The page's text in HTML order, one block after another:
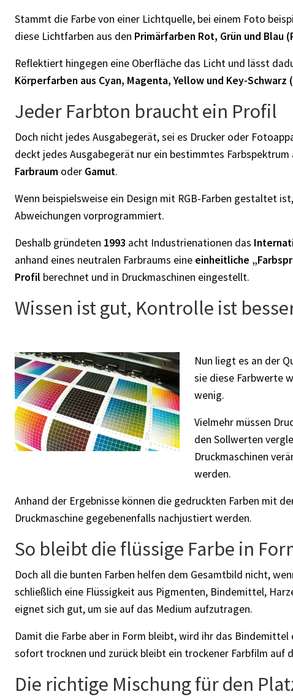
Stammt die Farbe von einer Lichtquelle, bei einem Foto
diese Lichtfarben aus den Primärfarben Rot, Grün und Blau
Reflektiert hingegen eine Oberfläche das Licht und lässt
Körperfarben aus Cyan, Magenta, Yellow und Key-Schwarz
Jeder Farbton braucht ein Profil
Doch nicht jedes Ausgabegerät, sei es Drucker oder
deckt jedes Ausgabegerät nur ein bestimmtes
Farbraum oder Gamut.
Wenn beispielsweise ein Design mit RGB-Farben gestaltet
Abweichungen vorprogrammiert.
Deshalb gründeten 1993 acht Industrienationen das
anhand eines neutralen Farbraums eine einheitliche
Profil berechnet und in Druckmaschinen eingestellt.
Wissen ist gut, Kontrolle ist
Nun liegt es an der
sie diese Farbwerte
wenig.
Vielmehr müssen
den Sollwerten
Druckmaschinen
werden.
Anhand der Ergebnisse können die gedruckten Farben mit
Druckmaschine gegebenenfalls nachjustiert werden.
So bleibt die flüssige Farbe in
Doch all die bunten Farben helfen dem Gesamtbild nicht,
schließlich eine Flüssigkeit aus Pigmenten, Bindemittel,
eignet sich gut, um sie auf das Medium aufzutragen.
Damit die Farbe aber in Form bleibt, wird ihr das
sofort trocknen und zurück bleibt ein trockener Farbfilm auf
Die richtige Mischung für den